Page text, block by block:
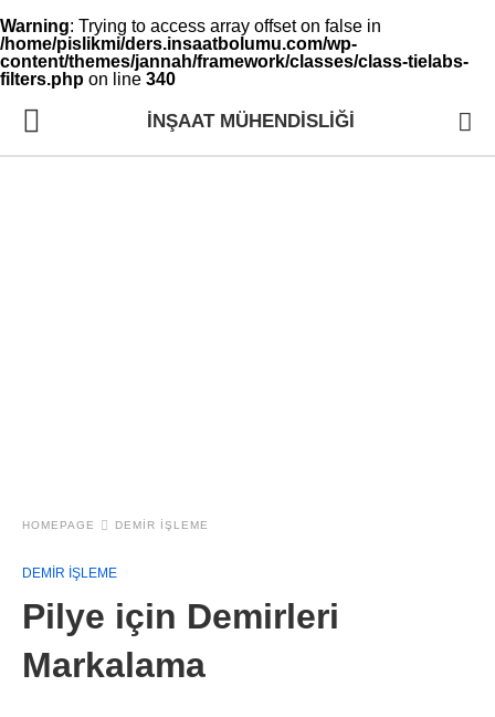
Warning: Trying to access array offset on false in
/home/pislikmi/ders.insaatbolumu.com/wp-
content/themes/jannah/framework/classes/class-tielabs-
filters.php on line 340
İNŞAAT MÜHENDISLIĞI
HOMEPAGE DEMIR IŞLEME
DEMIR IŞLEME
Pilye için Demirleri
Markalama